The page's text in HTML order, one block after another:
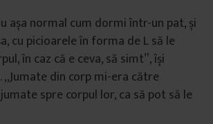
așa normal cum dormi într-un pat, și
cu picioarele în forma de L să le
în caz că e ceva, să simt”, își
din corp mi-era către
spre corpul lor, ca să pot să le